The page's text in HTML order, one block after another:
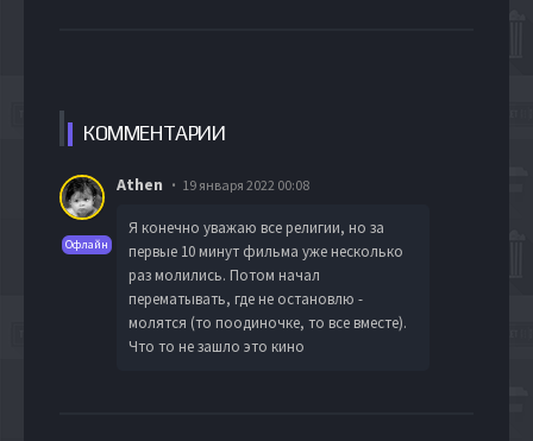
КОММЕНТАРИИ
Офлайн
Athen 19 января 2022 00:08
Я конечно уважаю все религии, но за
первые 10 минут фильма уже несколько
раз молились. Потом начал
перематывать, где не остановлю -
молятся (то поодиночке, то все вместе).
Что то не зашло это кино